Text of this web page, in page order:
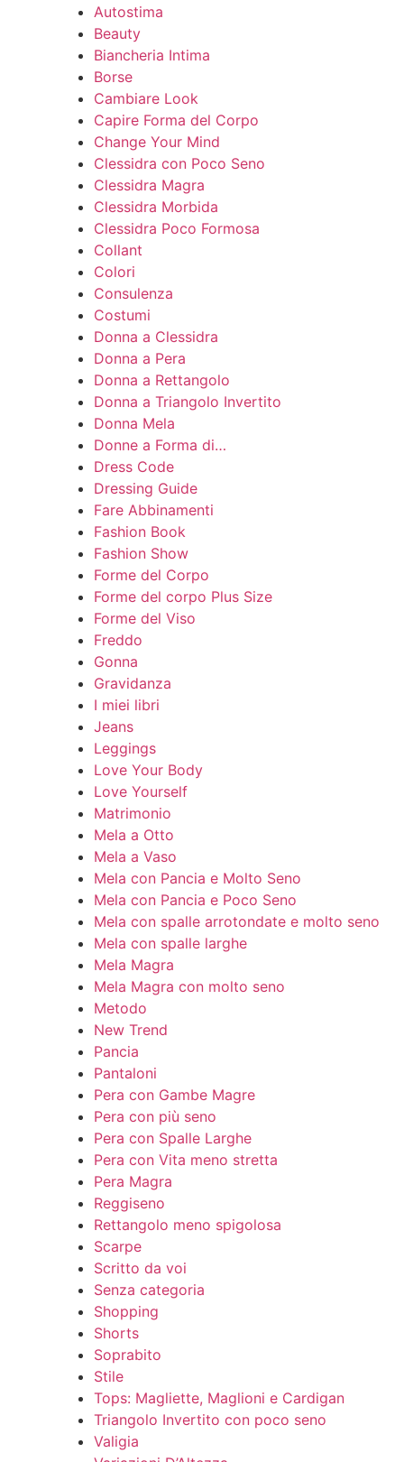
Autostima
Beauty
Biancheria Intima
Borse
Cambiare Look
Capire Forma del Corpo
Change Your Mind
Clessidra con Poco Seno
Clessidra Magra
Clessidra Morbida
Clessidra Poco Formosa
Collant
Colori
Consulenza
Costumi
Donna a Clessidra
Donna a Pera
Donna a Rettangolo
Donna a Triangolo Invertito
Donna Mela
Donne a Forma di…
Dress Code
Dressing Guide
Fare Abbinamenti
Fashion Book
Fashion Show
Forme del Corpo
Forme del corpo Plus Size
Forme del Viso
Freddo
Gonna
Gravidanza
I miei libri
Jeans
Leggings
Love Your Body
Love Yourself
Matrimonio
Mela a Otto
Mela a Vaso
Mela con Pancia e Molto Seno
Mela con Pancia e Poco Seno
Mela con spalle arrotondate e molto seno
Mela con spalle larghe
Mela Magra
Mela Magra con molto seno
Metodo
New Trend
Pancia
Pantaloni
Pera con Gambe Magre
Pera con più seno
Pera con Spalle Larghe
Pera con Vita meno stretta
Pera Magra
Reggiseno
Rettangolo meno spigolosa
Scarpe
Scritto da voi
Senza categoria
Shopping
Shorts
Soprabito
Stile
Tops: Magliette, Maglioni e Cardigan
Triangolo Invertito con poco seno
Valigia